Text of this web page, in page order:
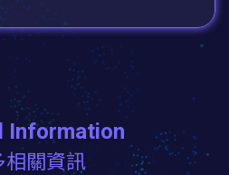
Information
相關資訊